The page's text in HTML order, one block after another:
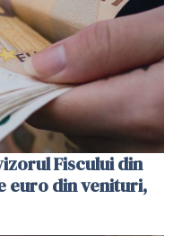
Fiscului din
euro din venituri,